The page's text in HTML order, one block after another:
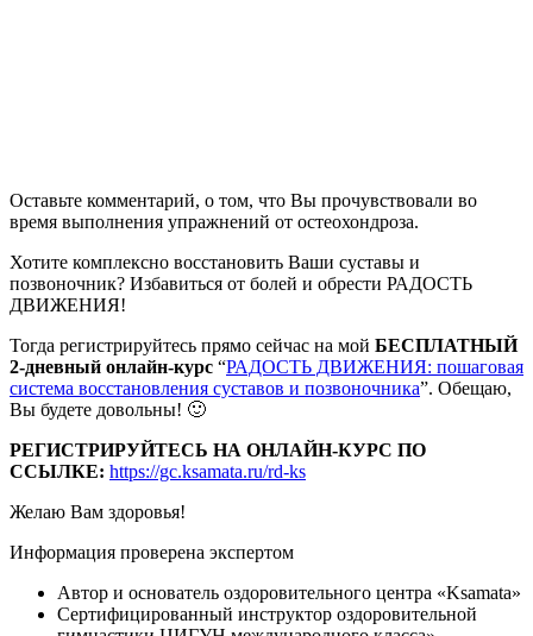
Оставьте комментарий, о том, что Вы прочувствовали во
время выполнения упражнений от остеохондроза.
Хотите комплексно восстановить Ваши суставы и
позвоночник? Избавиться от болей и обрести РАДОСТЬ
ДВИЖЕНИЯ!
Тогда регистрируйтесь прямо сейчас на мой БЕСПЛАТНЫЙ
2-дневный онлайн-курс “РАДОСТЬ ДВИЖЕНИЯ: пошаговая
система восстановления суставов и позвоночника”. Обещаю,
Вы будете довольны! 🙂
РЕГИСТРИРУЙТЕСЬ НА ОНЛАЙН-КУРС ПО
ССЫЛКЕ: https://gc.ksamata.ru/rd-ks
Желаю Вам здоровья!
Информация проверена экспертом
Автор и основатель оздоровительного центра «Ksamata»
Сертифицированный инструктор оздоровительной